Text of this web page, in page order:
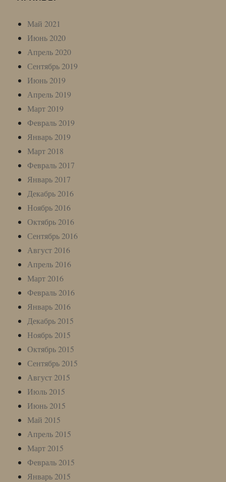
Май 2021
Июнь 2020
Апрель 2020
Сентябрь 2019
Июнь 2019
Апрель 2019
Март 2019
Февраль 2019
Январь 2019
Март 2018
Февраль 2017
Январь 2017
Декабрь 2016
Ноябрь 2016
Октябрь 2016
Сентябрь 2016
Август 2016
Апрель 2016
Март 2016
Февраль 2016
Январь 2016
Декабрь 2015
Ноябрь 2015
Октябрь 2015
Сентябрь 2015
Август 2015
Июль 2015
Июнь 2015
Май 2015
Апрель 2015
Март 2015
Февраль 2015
Январь 2015